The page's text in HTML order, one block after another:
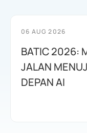
06 AUG 2026
BATIC 2026:
JALAN
DEPAN AI